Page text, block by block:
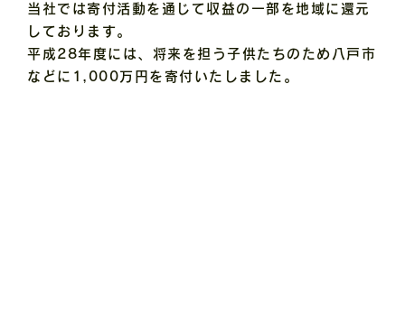
当社では寄付活動を通じて収益の一部を地域に還元
しております。
平成28年度には、将来を担う子供たちのため八戸市
などに1,000万円を寄付いたしました。